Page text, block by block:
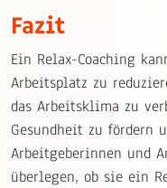
Fazit
Ein Relax-Coaching
Arbeitsplatz zu
das Arbeitsklima zu
Gesundheit zu fördern
Arbeitgeberinnen und
überlegen, ob sie ein